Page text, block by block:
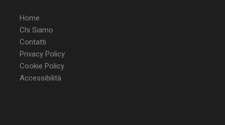
Home
Chi Siamo
Contatti
Privacy Policy
Cookie Policy
Accessibilità